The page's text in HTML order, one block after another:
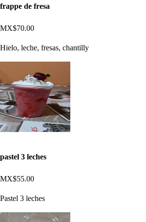
frappe de fresa
MX$70.00
Hielo, leche, fresas, chantilly
pastel 3 leches
MX$55.00
Pastel 3 leches